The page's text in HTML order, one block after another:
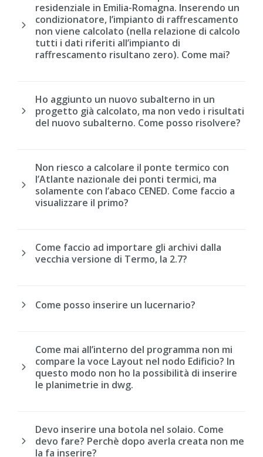
residenziale in Emilia-Romagna. Inserendo un
condizionatore, l’impianto di raffrescamento
non viene calcolato (nella relazione di calcolo
tutti i dati riferiti all’impianto di
raffrescamento risultano zero). Come mai?
Ho aggiunto un nuovo subalterno in un
progetto già calcolato, ma non vedo i risultati
del nuovo subalterno. Come posso risolvere?
Non riesco a calcolare il ponte termico con
l’Atlante nazionale dei ponti termici, ma
solamente con l’abaco CENED. Come faccio a
visualizzare il primo?
Come faccio ad importare gli archivi dalla
vecchia versione di Termo, la 2.7?
Come posso inserire un lucernario?
Come mai all’interno del programma non mi
compare la voce Layout nel nodo Edificio? In
questo modo non ho la possibilità di inserire
le planimetrie in dwg.
Devo inserire una botola nel solaio. Come
devo fare? Perchè dopo averla creata non me
la fa inserire?